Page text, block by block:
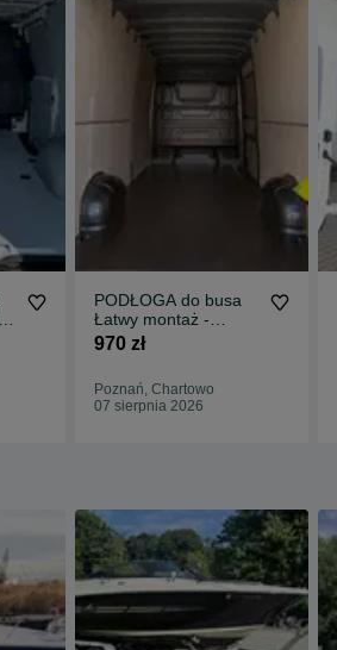
PODŁOGA do busa
Łatwy montaż -
SPRINTER wszystkie
970 zł
Poznań, Chartowo
07 sierpnia 2026